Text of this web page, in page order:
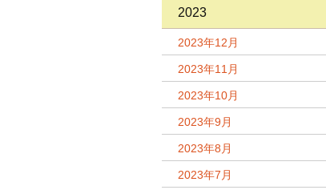
2023
2023年12月
2023年11月
2023年10月
2023年9月
2023年8月
2023年7月